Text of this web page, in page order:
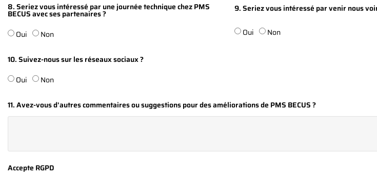
8. Seriez vous intéressé par une journée technique chez PMS
BECUS avec ses partenaires ?
Oui
Non
9. Seriez vous intéressé par venir nous
Oui Non
10. Suivez-nous sur les réseaux sociaux ?
Oui
Non
11. Avez-vous d'autres commentaires ou suggestions pour des améliorations de PMS BECUS ?
Accepte RGPD